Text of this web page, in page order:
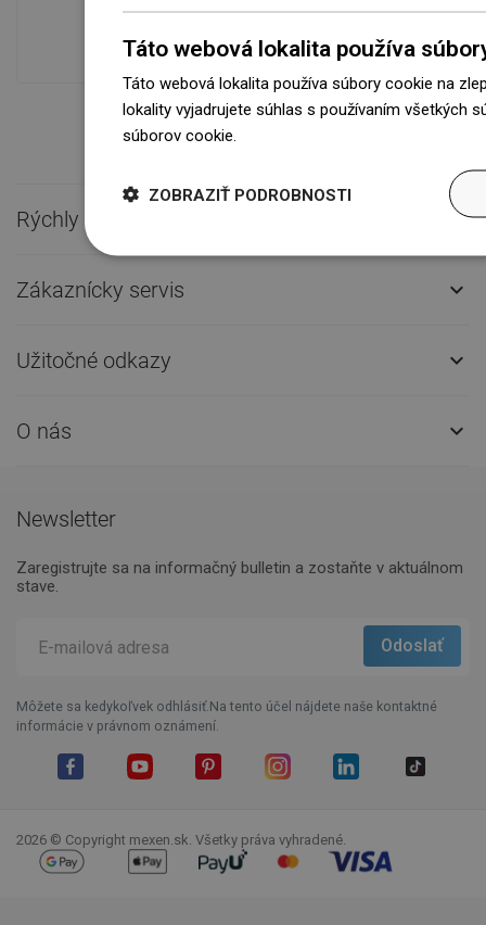
modernom sklade.Vždy pripravený na
prepravu!
Rýchly kontakt 
Zákaznícky servis 
Užitočné odkazy 
O nás 
Newsletter
Zaregistrujte sa na informačný bulletin a zostaňte v aktuálnom
stave.
Môžete sa kedykoľvek odhlásiť.Na tento účel nájdete naše kontaktné
informácie v právnom oznámení.
2026 © Copyright mexen.sk. Všetky práva vyhradené.
Táto webová lokalita používa
Táto webová lokalita používa súbory cookie na
lokality vyjadrujete súhlas s používaním všetkých
súborov cookie.
ZOBRAZIŤ PODROBNOSTI